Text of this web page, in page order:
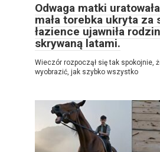
Odwaga matki
mała torebka ukryta za
łazience ujawniła
skrywaną latami.
Wieczór rozpoczął się tak spokojnie,
wyobrazić, jak szybko wszystko